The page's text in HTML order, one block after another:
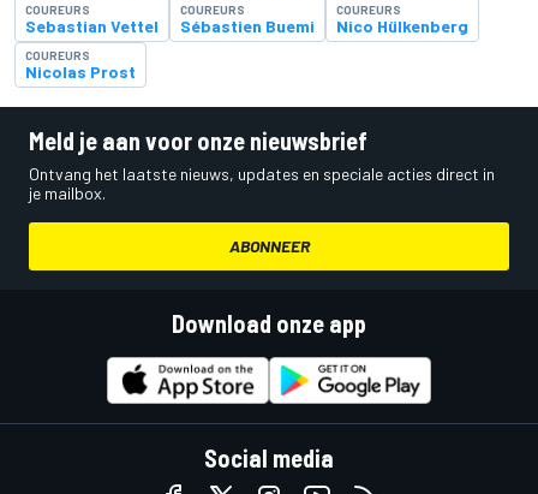
COUREURS
Sebastian Vettel
COUREURS
Sébastien Buemi
COUREURS
Nico Hülkenberg
COUREURS
Nicolas Prost
Meld je aan voor onze nieuwsbrief
Ontvang het laatste nieuws, updates en speciale acties direct in
je mailbox.
ABONNEER
Download onze app
Social media